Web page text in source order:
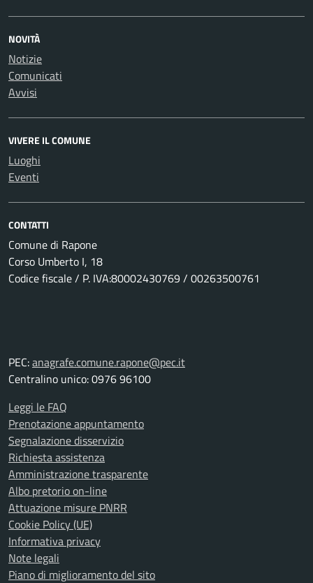
NOVITÀ
Notizie
Comunicati
Avvisi
VIVERE IL COMUNE
Luoghi
Eventi
CONTATTI
Comune di Rapone
Corso Umberto I, 18
Codice fiscale / P. IVA:80002430769 / 00263500761
PEC:anagrafe.comune.rapone@pec.it
Centralino unico: 0976 96100
Leggi le FAQ
Prenotazione appuntamento
Segnalazione disservizio
Richiesta assistenza
Amministrazione trasparente
Albo pretorio on-line
Attuazione misure PNRR
Cookie Policy (UE)
Informativa privacy
Note legali
Piano di miglioramento del sito